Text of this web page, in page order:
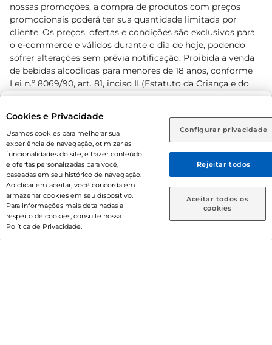
Rio de Janeiro (RJ) Goiás (GO)
Ou
Caso queira comprar online, informe como deseja receber
suas compras:
Entrega em casa Retire em Loja
nossas promoções, a compra de produtos com preços
promocionais poderá ter sua quantidade limitada por
cliente. Os preços, ofertas e condições são exclusivos para
o e-commerce e válidos durante o dia de hoje, podendo
sofrer alterações sem prévia notificação. Proibida a venda
de bebidas alcoólicas para menores de 18 anos, conforme
Lei n.º 8069/90, art. 81, inciso II (Estatuto da Criança e do
Adolescente). Preços e condições exclusivos para o
prévio. O valor mínimo para as compras on-line é de R$
80,00.
© 2026 Copyright. Todos os direitos
reservados Prezunic.
Cookies e Privacidade
Usamos cookies para melhorar sua
experiência de navegação, otimizar as
funcionalidades do site, e trazer conteúdo
e ofertas personalizadas para você,
baseadas em seu histórico de navegação.
Ao clicar em aceitar, você concorda em
armazenar cookies em seu dispositivo.
Para informações mais detalhadas a
respeito de cookies, consulte nossa
Política de Privacidade.
Configurar privacidade
Rejeitar todos
Aceitar todos os
cookies